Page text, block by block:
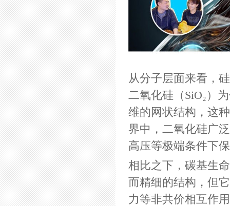
从分子层面来看，
二氧化硅（SiO₂）
维的网状结构，这
界中，二氧化硅广
高压等极端条件下
相比之下，碳基生
而精细的结构，但
力等非共价相互作